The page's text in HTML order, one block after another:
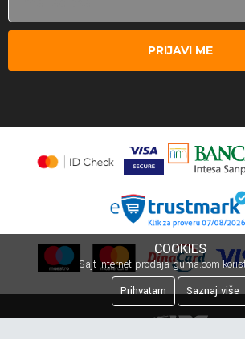
PRIJAVI ME
COOKIES
Sajt internet-prodaja-guma.com
Prihvatam
Saznaj više